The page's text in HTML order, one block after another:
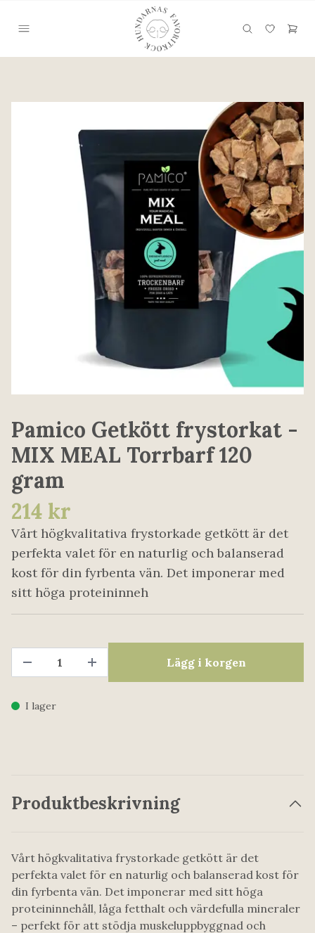
Pamico Getkött frystorkat -
MIX MEAL Torrbarf 120
gram
214 kr
Vårt högkvalitativa frystorkade getkött är det
perfekta valet för en naturlig och balanserad
kost för din fyrbenta vän. Det imponerar med
sitt höga proteininneh
Lägg i korgen
I lager
Produktbeskrivning
Vårt högkvalitativa frystorkade getkött är det
perfekta valet för en naturlig och balanserad kost för
din fyrbenta vän. Det imponerar med sitt höga
proteininnehåll, låga fetthalt och värdefulla mineraler
– perfekt för att stödja muskeluppbyggnad och